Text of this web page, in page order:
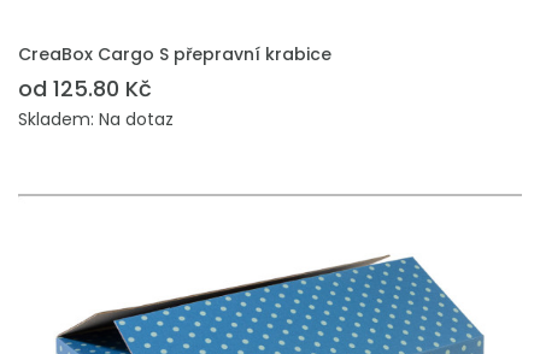
CreaBox Cargo S přepravní krabice
od 125.80 Kč
Skladem: Na dotaz